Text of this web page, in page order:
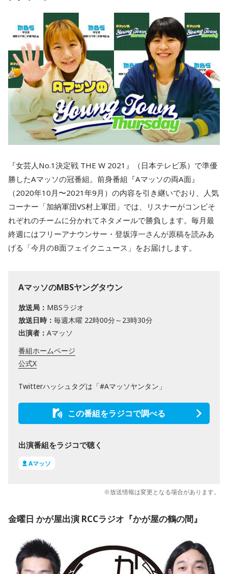
『女芸人No.1決定戦 THE W 2021』（日本テレビ系）で準優
勝したAマッソの冠番組。前身番組『Aマッソの両A面』
（2020年10月〜2021年9月）の内容を引き継いでおり、人気
コーナー「加納軍団VS村上軍団」では、リスナーがコンビそ
れぞれのチームに分かれてネタメールで勝負します。毎月最
終週にはフリーアナウンサー・登坂淳一さんが原稿を読みあ
げる「今月のB面フェイクニュース」をお届けします。
AマッソのMBSヤングタウン
放送局： MBSラジオ
放送日時： 毎週木曜 22時00分～23時30分
出演者： Aマッソ
番組ホームページ
公式X
Twitterハッシュタグは「#Aマッソヤンタン」
この番組をラジコで調べる
出演番組をラジコで聴く
Aマッソ
※放送情報は変更となる場合があります。
金曜日 かが屋出演 RCCラジオ『かが屋の鶴の間』